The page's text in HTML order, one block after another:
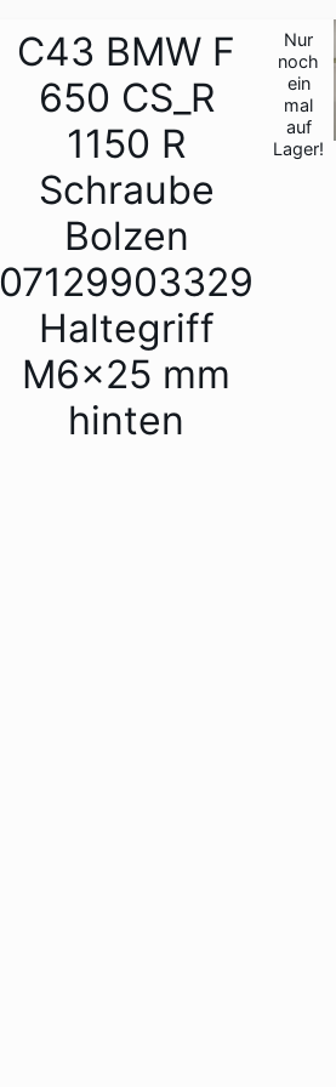
C43 BMW F
650 CS_R
1150 R
Schraube
Bolzen
07129903329
Haltegriff
M6x25 mm
hinten
Nur
noch
ein
mal
auf
Lager!